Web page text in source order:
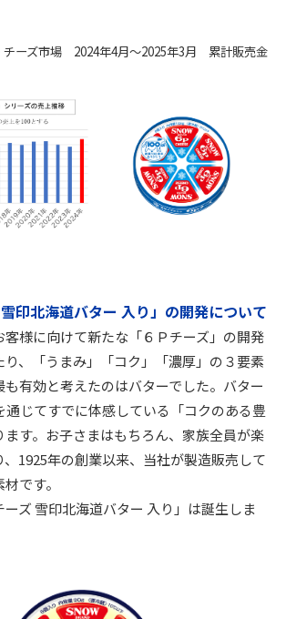
チーズ市場 2024年4月～2025年3月 累計販売金
印北海道バター 入り」の開発について
様に向けて新たな「６Ｐチーズ」の開発
、「うまみ」「コク」「濃厚」の３要素
有効と考えたのはバターでした。バター
通じてすでに体感している「コクのある豊
ます。お子さまはもちろん、家族全員が楽
、1925年の創業以来、当社が製造販売して
です。
ズ 雪印北海道バター 入り」は誕生しま